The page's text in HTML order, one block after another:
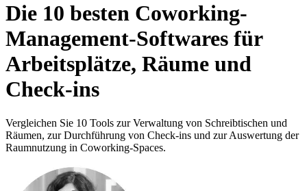
Die 10 besten Coworking-
Management-Softwares für
Arbeitsplätze, Räume und
Check-ins
Vergleichen Sie 10 Tools zur Verwaltung von Schreibtischen und
Räumen, zur Durchführung von Check-ins und zur Auswertung der
Raumnutzung in Coworking-Spaces.